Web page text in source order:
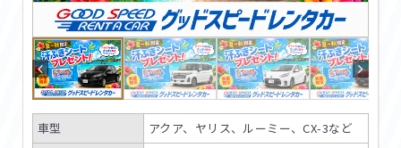
車型
アクア、ヤリス、ルーミー、CX-3など